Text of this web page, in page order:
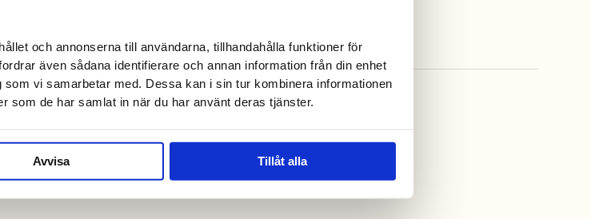
och annonserna till användarna, tillhandahålla funktioner för
även sådana identifierare och annan information från din enhet
vi samarbetar med. Dessa kan i sin tur kombinera informationen
som de har samlat in när du har använt deras tjänster.
Avvisa Tillåt alla